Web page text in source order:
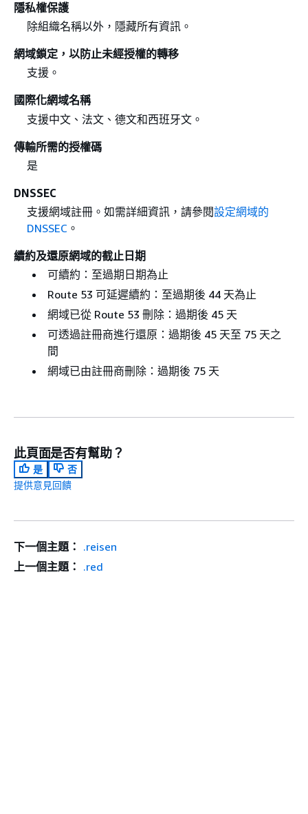
隱私權保護
除組織名稱以外，隱藏所有資訊。
網域鎖定，以防止未經授權的轉移
支援。
國際化網域名稱
支援中文、法文、德文和西班牙文。
傳輸所需的授權碼
是
DNSSEC
支援網域註冊。如需詳細資訊，請參閱設定網域的
DNSSEC 。
續約及還原網域的截止日期
可續約：至過期日期為止
Route 53 可延遲續約：至過期後 44 天為止
網域已從 Route 53 刪除：過期後 45 天
可透過註冊商進行還原：過期後 45 天至 75 天之
間
網域已由註冊商刪除：過期後 75 天
此頁面是否有幫助？
是
否
提供意見回饋
下一個主題： .reisen
上一個主題： .red